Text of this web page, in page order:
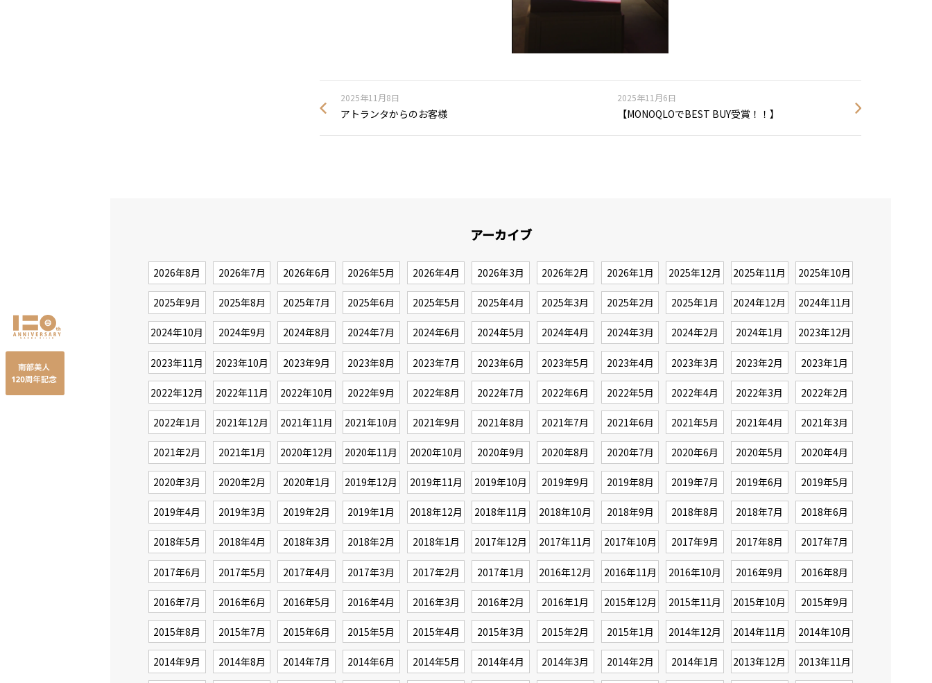
2025年11月8日
アトランタからのお客様
2025年11月6日
【MONOQLOでBEST BUY受賞！！】
アーカイブ
2026年8月 2026年7月 2026年6月 2026年5月 2026年4月 2026年3月 2026年2月 2026年1月 2025年12月 2025年11月 2025年10月
2025年9月 2025年8月 2025年7月 2025年6月 2025年5月 2025年4月 2025年3月 2025年2月 2025年1月 2024年12月 2024年11月
2024年10月 2024年9月 2024年8月 2024年7月 2024年6月 2024年5月 2024年4月 2024年3月 2024年2月 2024年1月 2023年12月
2023年11月 2023年10月 2023年9月 2023年8月 2023年7月 2023年6月 2023年5月 2023年4月 2023年3月 2023年2月 2023年1月
2022年12月 2022年11月 2022年10月 2022年9月 2022年8月 2022年7月 2022年6月 2022年5月 2022年4月 2022年3月 2022年2月
2022年1月 2021年12月 2021年11月 2021年10月 2021年9月 2021年8月 2021年7月 2021年6月 2021年5月 2021年4月 2021年3月
2021年2月 2021年1月 2020年12月 2020年11月 2020年10月 2020年9月 2020年8月 2020年7月 2020年6月 2020年5月 2020年4月
2020年3月 2020年2月 2020年1月 2019年12月 2019年11月 2019年10月 2019年9月 2019年8月 2019年7月 2019年6月 2019年5月
2019年4月 2019年3月 2019年2月 2019年1月 2018年12月 2018年11月 2018年10月 2018年9月 2018年8月 2018年7月 2018年6月
2018年5月 2018年4月 2018年3月 2018年2月 2018年1月 2017年12月 2017年11月 2017年10月 2017年9月 2017年8月 2017年7月
2017年6月 2017年5月 2017年4月 2017年3月 2017年2月 2017年1月 2016年12月 2016年11月 2016年10月 2016年9月 2016年8月
2016年7月 2016年6月 2016年5月 2016年4月 2016年3月 2016年2月 2016年1月 2015年12月 2015年11月 2015年10月 2015年9月
2015年8月 2015年7月 2015年6月 2015年5月 2015年4月 2015年3月 2015年2月 2015年1月 2014年12月 2014年11月 2014年10月
2014年9月 2014年8月 2014年7月 2014年6月 2014年5月 2014年4月 2014年3月 2014年2月 2014年1月 2013年12月 2013年11月